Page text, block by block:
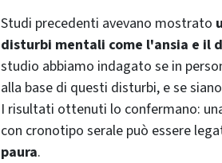
Studi precedenti avevano mostrato
disturbi mentali come l'ansia e il
studio abbiamo indagato se in
alla base di questi disturbi, e se
I risultati ottenuti lo confermano:
con cronotipo serale può essere
paura.